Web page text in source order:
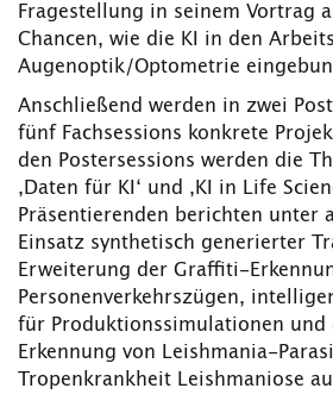
Fragestellung in seinem Vortrag
Chancen, wie die KI in den
Augenoptik/Optometrie
Anschließend werden in zwei
fünf Fachsessions konkrete
den Postersessions werden die
‚Daten für KI‘ und ‚KI in Life
Präsentierenden berichten unter
Einsatz synthetisch generierter
Erweiterung der Graffiti-
Personenverkehrszügen,
für Produktionssimulationen und
Erkennung von Leishmania-
Tropenkrankheit Leishmaniose